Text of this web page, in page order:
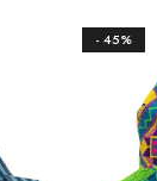
- 45%